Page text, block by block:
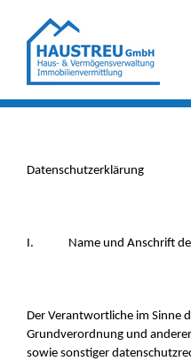
springen
Datenschutzerklärung
I. Name und Anschrift des
Der Verantwortliche im Sinne
Grundverordnung und
sowie sonstiger